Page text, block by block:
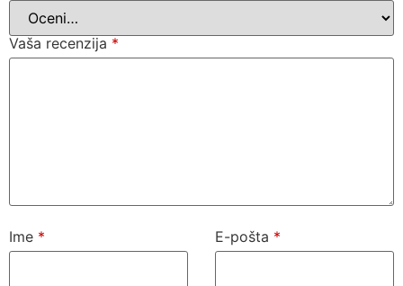
Vaša recenzija *
Ime * E-pošta *